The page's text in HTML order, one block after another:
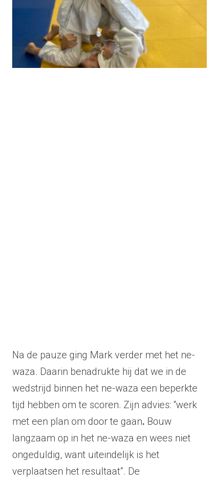
Na de pauze ging Mark verder met het ne-
waza. Daarin benadrukte hij dat we in de
wedstrijd binnen het ne-waza een beperkte
tijd hebben om te scoren. Zijn advies: “werk
met een plan om door te gaan. Bouw
langzaam op in het ne-waza en wees niet
ongeduldig, want uiteindelijk is het
verplaatsen het resultaat”. De